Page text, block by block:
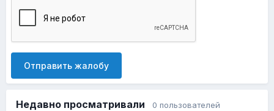
Отправить жалобу
Недавно просматривали 0 пользователей